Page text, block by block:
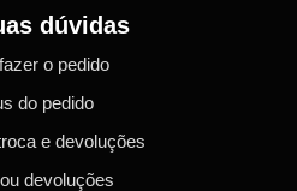
dúvidas
o pedido
do pedido
e devoluções
devoluções